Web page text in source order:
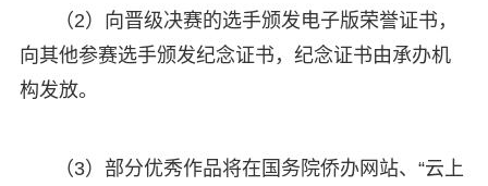
（2）向晋级决赛的选手颁发电子版荣誉证书，
向其他参赛选手颁发纪念证书，纪念证书由承办机
构发放。
（3）部分优秀作品将在国务院侨办网站、“云上